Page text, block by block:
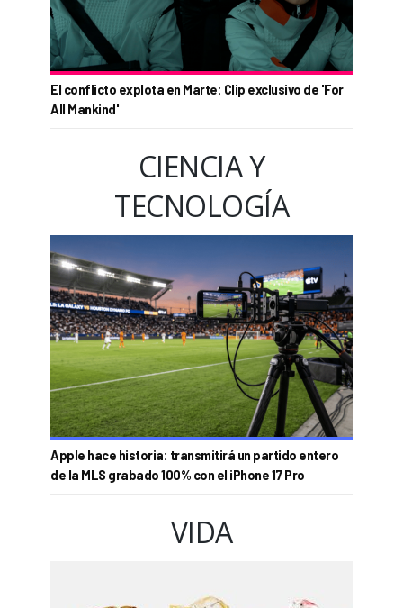
El conflicto explota en Marte: Clip exclusivo de 'For
All Mankind'
CIENCIA Y
TECNOLOGÍA
Apple hace historia: transmitirá un partido entero
de la MLS grabado 100% con el iPhone 17 Pro
VIDA